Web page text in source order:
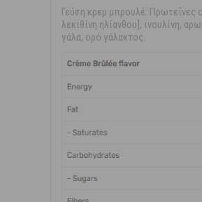
Γεύση κρεμ μπρουλέ:
λεκιθίνη ηλίανθου], ινουλίνη,
γάλα, ορό γάλακτος.